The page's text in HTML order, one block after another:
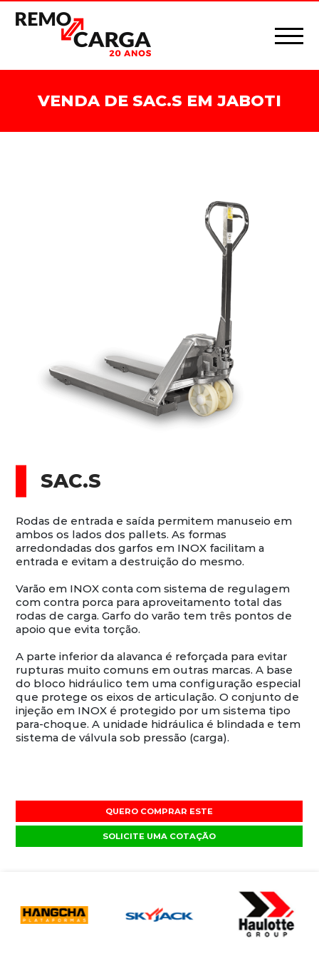
VENDA DE SAC.S EM JABOTI
SAC.S
Rodas de entrada e saída permitem manuseio em
ambos os lados dos pallets. As formas
arredondadas dos garfos em INOX facilitam a
entrada e evitam a destruição do mesmo.
Varão em INOX conta com sistema de regulagem
com contra porca para aproveitamento total das
rodas de carga. Garfo do varão tem três pontos de
apoio que evita torção.
A parte inferior da alavanca é reforçada para evitar
rupturas muito comuns em outras marcas. A base
do bloco hidráulico tem uma configuração especial
que protege os eixos de articulação. O conjunto de
injeção em INOX é protegido por um sistema tipo
para-choque. A unidade hidráulica é blindada e tem
sistema de válvula sob pressão (carga).
QUERO COMPRAR ESTE
SOLICITE UMA COTAÇÃO